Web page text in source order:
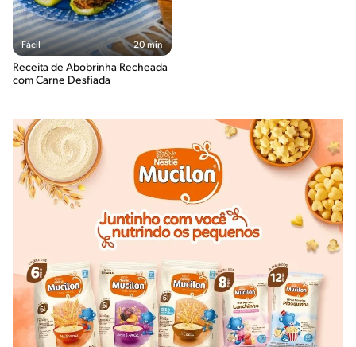
Fácil 20 min
Receita de Abobrinha Recheada
com Carne Desfiada